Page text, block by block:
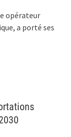
opérateur
a porté ses